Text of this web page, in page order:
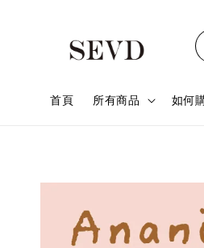
首頁 所有商品 如何